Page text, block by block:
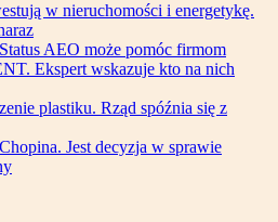
w nieruchomości i energetykę.
AEO może pomóc firmom
Ekspert wskazuje kto na nich
plastiku. Rząd spóźnia się z
Jest decyzja w sprawie